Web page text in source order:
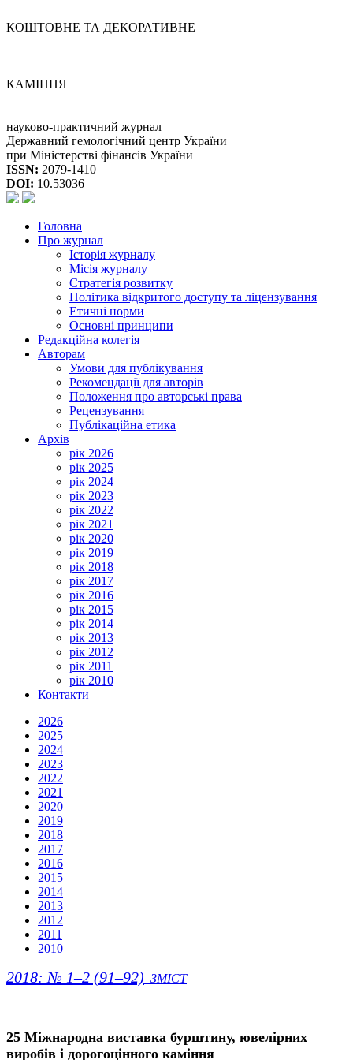
КОШТОВНЕ ТА ДЕКОРАТИВНЕ
КАМІННЯ
науково-практичний журнал
Державний гемологічний центр України
при Міністерстві фінансів України
ISSN: 2079-1410
DOI: 10.53036
Головна
Про журнал
Історія журналу
Місія журналу
Стратегія розвитку
Політика відкритого доступу та ліцензування
Етичні норми
Основні принципи
Редакційна колегія
Авторам
Умови для публікування
Рекомендації для авторів
Положення про авторські права
Рецензування
Публікаційна етика
Архів
рік 2026
рік 2025
рік 2024
рік 2023
рік 2022
рік 2021
рік 2020
рік 2019
рік 2018
рік 2017
рік 2016
рік 2015
рік 2014
рік 2013
рік 2012
рік 2011
рік 2010
Контакти
2026
2025
2024
2023
2022
2021
2020
2019
2018
2017
2016
2015
2014
2013
2012
2011
2010
2018: № 1–2 (91–92) ЗМІСТ
25 Міжнародна виставка бурштину, ювелірних
виробів і дорогоцінного каміння